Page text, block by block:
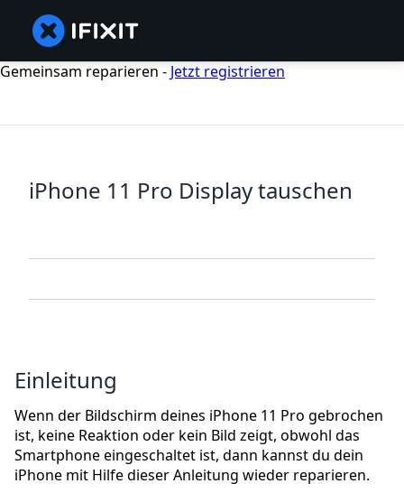
Gemeinsam reparieren - Jetzt registrieren
iPhone 11 Pro Display tauschen
Einleitung
Wenn der Bildschirm deines iPhone 11 Pro gebrochen
ist, keine Reaktion oder kein Bild zeigt, obwohl das
Smartphone eingeschaltet ist, dann kannst du dein
iPhone mit Hilfe dieser Anleitung wieder reparieren.